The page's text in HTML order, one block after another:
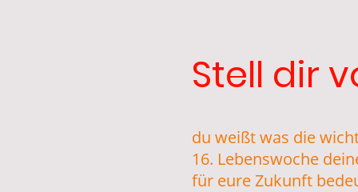
Stell dir
du weißt was die
16. Lebenswoche
für eure Zukunft